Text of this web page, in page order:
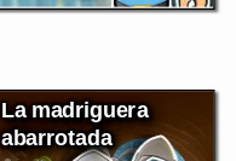
La madriguera
abarrotada